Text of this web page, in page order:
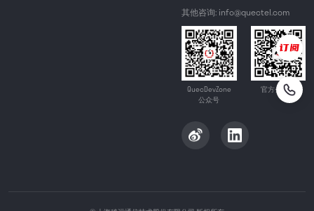
其他咨询: info@quectel.com
QuecDevZone
公众号
官方公众号